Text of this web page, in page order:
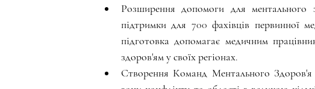
Розширення допомоги для
підтримки для 700 фахівців первинної
підготовка допомагає медичним
здоров'ям у своїх регіонах.
Створення Команд Ментального